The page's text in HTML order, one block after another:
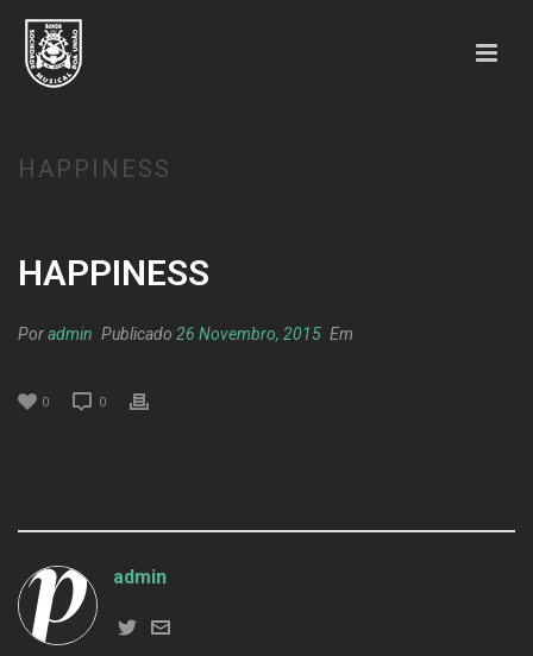
HAPPINESS
HAPPINESS
Poradmin Publicado 26 Novembro, 2015 Em
0 0
admin